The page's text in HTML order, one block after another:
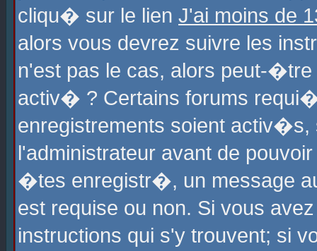
cliqu� sur le lien J'ai moins de
alors vous devrez suivre les
n'est pas le cas, alors peut-
activ� ? Certains forums
enregistrements soient
l'administrateur avant de
�tes enregistr�, un message
est requise ou non. Si vous
instructions qui s'y trouvent; si